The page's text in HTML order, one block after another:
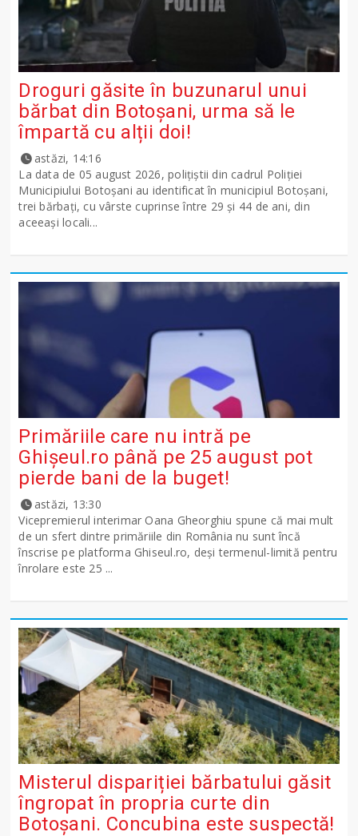
Droguri găsite în buzunarul unui
bărbat din Botoșani, urma să le
împartă cu alții doi!
astăzi, 14:16
La data de 05 august 2026, polițiștii din cadrul Poliției
Municipiului Botoșani au identificat în municipiul Botoșani,
trei bărbați, cu vârste cuprinse între 29 și 44 de ani, din
aceeași locali...
Primăriile care nu intră pe
Ghişeul.ro până pe 25 august pot
pierde bani de la buget!
astăzi, 13:30
Vicepremierul interimar Oana Gheorghiu spune că mai mult
de un sfert dintre primăriile din România nu sunt încă
înscrise pe platforma Ghiseul.ro, deși termenul-limită pentru
înrolare este 25 ...
Misterul dispariției bărbatului găsit
îngropat în propria curte din
Botoșani. Concubina este suspectă!